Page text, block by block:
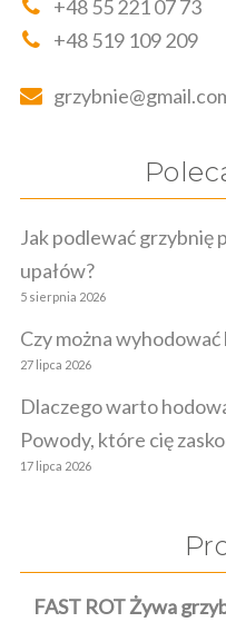
+48 55 221 07 73
+48 519 109 209
Jak podlewać grzybnię
upałów?
5 sierpnia 2026
Czy można
27 lipca 2026
Dlaczego warto
Powody, które cię
17 lipca 2026
FAST ROT Żywa